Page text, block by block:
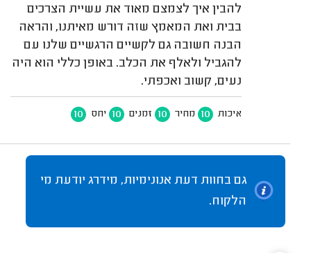
להבין איך לצמצם מאוד את עשיית הצרכים
בבית ואת המאמץ שזה דורש מאיתנו, והראה
הבנה חשובה גם לקשיים הרגשיים שלנו עם
להגביל ולאלף את הכלב. באופן כללי הוא היה
נעים, קשוב ואכפתי.
איכות 10 מחיר 10 זמנים 10 יחס 10
גם בחוות דעת אנונימיות, מידרג יודעת מי
הלקוח.